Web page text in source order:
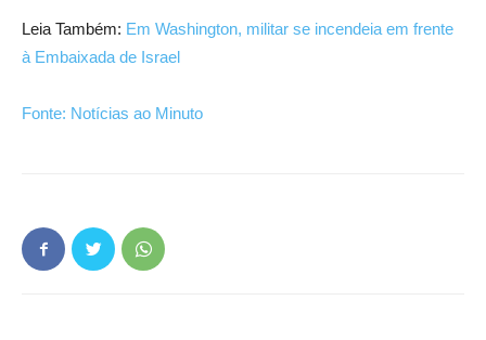
Leia Também: Em Washington, militar se incendeia em frente
à Embaixada de Israel
Fonte: Notícias ao Minuto